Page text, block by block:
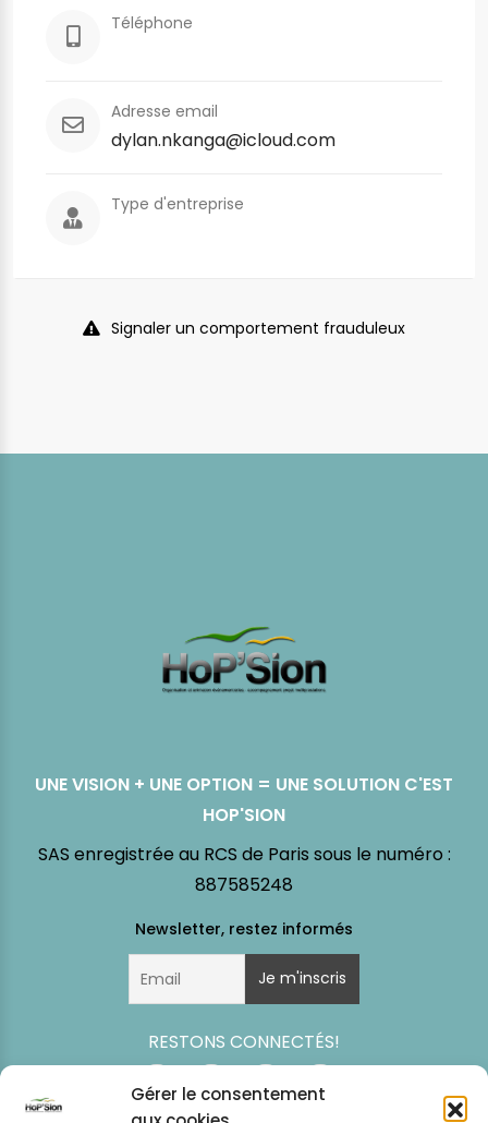
Gérer le consentement
Téléphone
Adresse email
dylan.nkanga@icloud.com
Type d'entreprise
Signaler un comportement frauduleux
UNE VISION + UNE OPTION = UNE SOLUTION C'EST
HOP'SION
SAS enregistrée au RCS de Paris sous le numéro :
887585248
RESTONS CONNECTÉS!